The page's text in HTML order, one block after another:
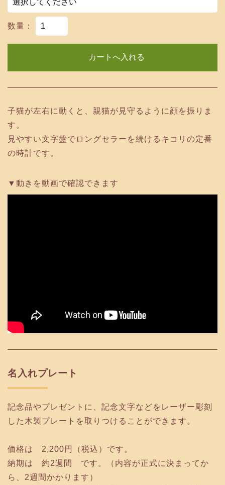
数量：
子猫が左右に動くと、親猫が見守るように顔を振りま
す。
見やすい文字盤でロングセラーを続けるキコリの定番
の時計です。
動きを動画で確認できます
名入れプレート
記念品やプレゼントに、記念文字などをレーザー彫刻
した木製プレートを取りつけることができます。
価格は 2,200円（税込）です。
納期は 約2週間 です。（内容が正式に決まってか
ら、2週間かかります）